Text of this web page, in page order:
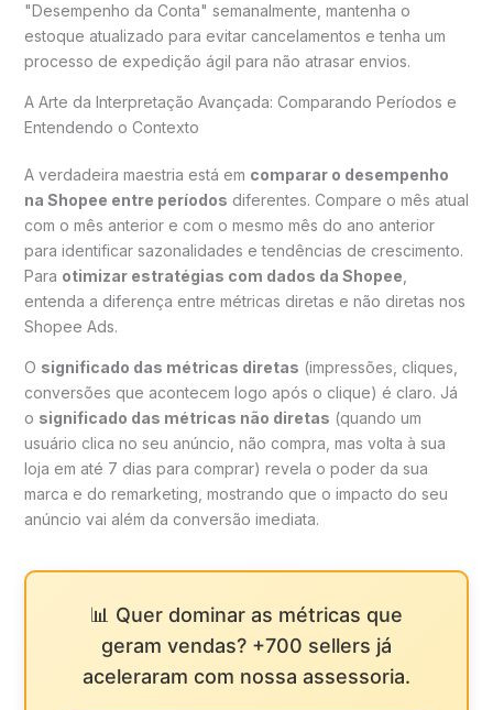
"Desempenho da Conta" semanalmente, mantenha o
estoque atualizado para evitar cancelamentos e tenha um
processo de expedição ágil para não atrasar envios.
A Arte da Interpretação Avançada: Comparando Períodos e
Entendendo o Contexto
A verdadeira maestria está em comparar o desempenho
na Shopee entre períodos diferentes. Compare o mês atual
com o mês anterior e com o mesmo mês do ano anterior
para identificar sazonalidades e tendências de crescimento.
Para otimizar estratégias com dados da Shopee
entenda a diferença entre métricas diretas e não diretas nos
Shopee Ads.
O significado das métricas diretas (impressões, cliques,
conversões que acontecem logo após o clique) é claro. Já
o significado das métricas não diretas (quando um
usuário clica no seu anúncio, não compra, mas volta à sua
loja em até 7 dias para comprar) revela o poder da sua
marca e do remarketing, mostrando que o impacto do seu
anúncio vai além da conversão imediata.
📊 Quer dominar as métricas que
geram vendas? +700 sellers já
aceleraram com nossa assessoria.